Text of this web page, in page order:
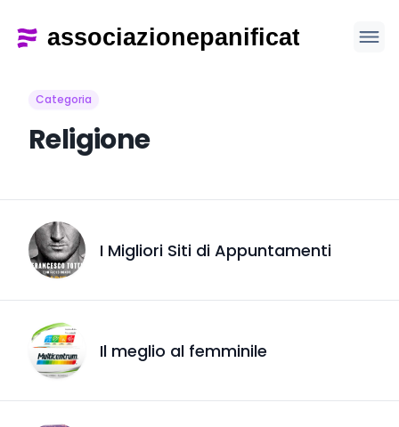
Categoria
Religione
I Migliori Siti di Appuntamenti
Il meglio al femminile